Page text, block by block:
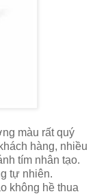
màu rất quý
hàng, nhiều
tím nhân tạo.
tự nhiên.
không hề thua